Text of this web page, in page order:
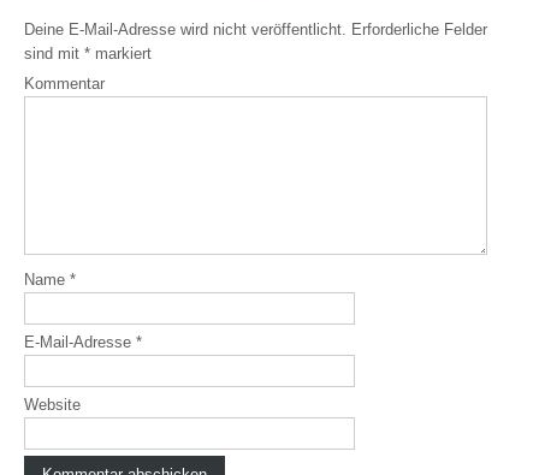
Deine E-Mail-Adresse wird nicht veröffentlicht. Erforderliche Felder
sind mit * markiert
Kommentar
Name *
E-Mail-Adresse *
Website